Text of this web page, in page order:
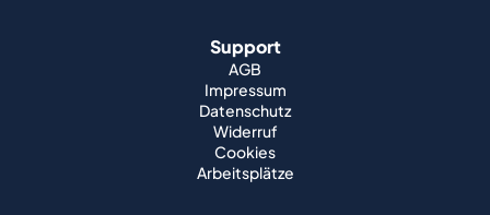
Support
AGB
Impressum
Datenschutz
Widerruf
Cookies
Arbeitsplätze